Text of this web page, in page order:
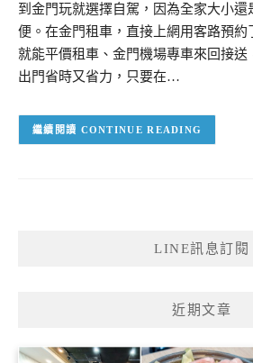
到金門玩就選擇自駕，因為全家大小還
便。在金門租車，直接上網用客路預約
就能平價租車、金門機場專車來回接送
出門省時又省力，只要在…
CONTINUE READING
LINE訊息訂閱
近期文章